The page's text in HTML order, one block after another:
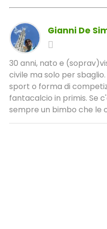
Gianni De
30 anni, nato e
civile ma solo per
sport o forma di
fantacalcio in primis. Se
sempre un bimbo che le